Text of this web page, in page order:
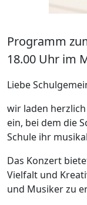
Programm
18.00 Uhr im
Liebe
wir laden
ein, bei dem die
Schule ihr
Das Konzert
Vielfalt und
und Musiker zu